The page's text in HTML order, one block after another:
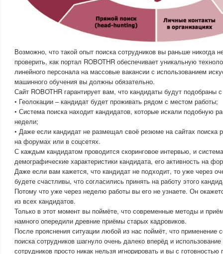
Возможно, что такой опыт поиска сотрудников вы раньше никогда
проверить, как портал ROBOTHR обеспечивает уникальную
линейного персонала на массовые вакансии с использованием
машинного обучения вы должны обязательно.
Сайт ROBOTHR гарантирует вам, что кандидаты будут подобраны
• Геолокации – кандидат будет проживать рядом с местом работы;
• Система поиска находит кандидатов, которые искали подобную
недели;
• Даже если кандидат не размещал своё резюме на сайтах поиска
на форумах или в соцсетях.
С каждым кандидатом проводится скоринговое интервью, и
демографические характеристики кандидата, его активность на
Даже если вам кажется, что кандидат не подходит, то уже через
будете счастливы, что согласились принять на работу этого
Потому что уже через неделю работы вы его не узнаете. Он
из всех кандидатов.
Только в этот момент вы поймёте, что современные методы и
намного опередили древние приёмы старых кадровиков.
После прояснения ситуации любой из нас поймёт, что применение
поиска сотрудников шагнуло очень далеко вперёд и
сотрудников просто никак нельзя игнорировать и вы с готовностью